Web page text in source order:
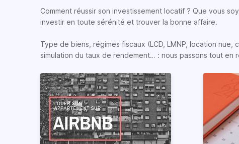
Comment réussir son investissement locatif ? Que vous
investir en toute sérénité et trouver la bonne affaire.
Type de biens, régimes fiscaux (LCD, LMNP, location
simulation du taux de rendement… : nous passons tout en